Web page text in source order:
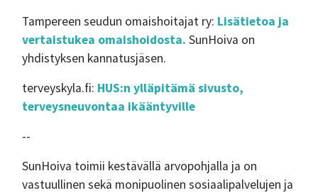
Tampereen seudun omaishoitajat ry: Lisätietoa ja
vertaistukea omaishoidosta. SunHoiva on
yhdistyksen kannatusjäsen.
terveyskyla.fi: HUS:n ylläpitämä sivusto,
terveysneuvontaa ikääntyville
--
SunHoiva toimii kestävällä arvopohjalla ja on
vastuullinen sekä monipuolinen sosiaalipalvelujen ja